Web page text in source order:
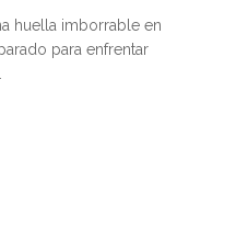
huella imborrable en
para enfrentar